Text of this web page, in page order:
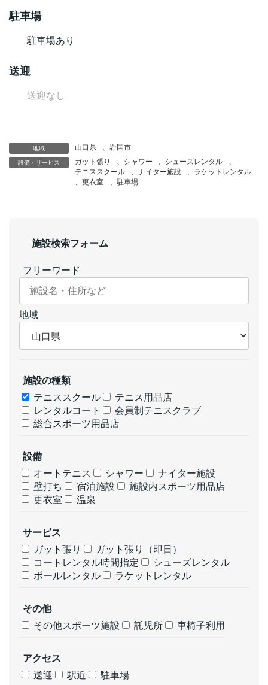
駐車場
駐車場あり
送迎
送迎なし
地域 山口県 、 岩国市
設備・サービス ガット張り シャワー シューズレンタル
テニススクール
ナイター施設
ラケットレンタル
更衣室 駐車場
施設検索フォーム
フリーワード
地域
施設の種類
テニススクール
テニス用品店
レンタルコート
会員制テニスクラブ
総合スポーツ用品店
設備
オートテニス
シャワー
ナイター施設
壁打ち
宿泊施設
施設内スポーツ用品店
更衣室
温泉
サービス
ガット張り
ガット張り（即日）
コートレンタル時間指定
シューズレンタル
ボールレンタル
ラケットレンタル
その他
その他スポーツ施設
託児所 車椅子利用
アクセス
送迎
駅近 駐車場